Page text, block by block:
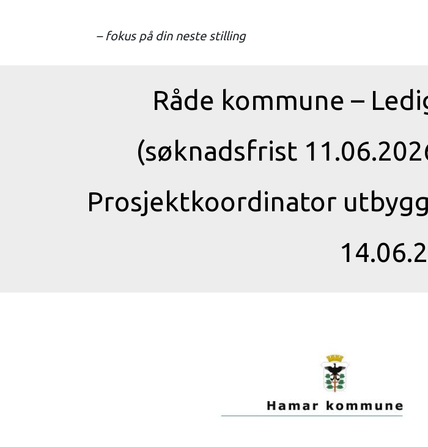
– fokus på din neste stilling
Råde kommune –
(søknadsfrist
Prosjektkoordinator